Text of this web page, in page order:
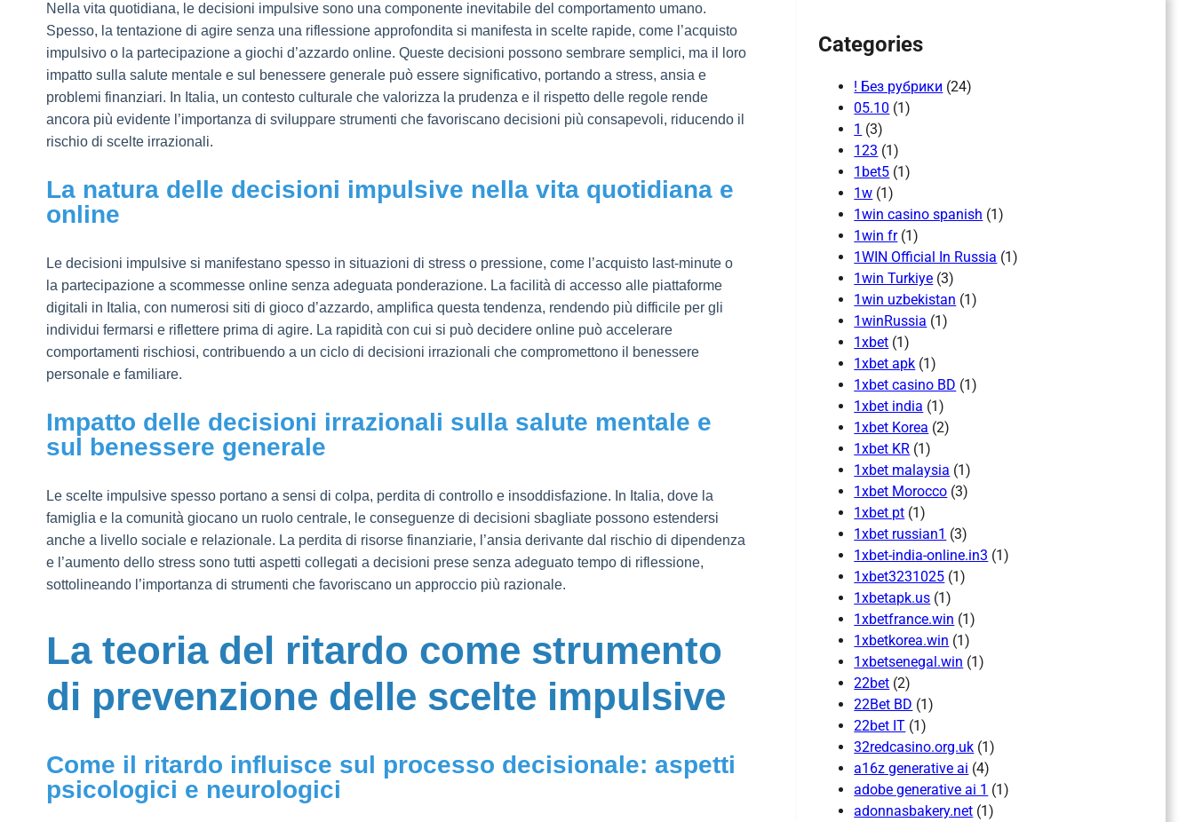
Nella vita quotidiana, le decisioni impulsive sono una componente inevitabile del comportamento umano.
Spesso, la tentazione di agire senza una riflessione approfondita si manifesta in scelte rapide, come l’acquisto
impulsivo o la partecipazione a giochi d’azzardo online. Queste decisioni possono sembrare semplici, ma il loro
impatto sulla salute mentale e sul benessere generale può essere significativo, portando a stress, ansia e
problemi finanziari. In Italia, un contesto culturale che valorizza la prudenza e il rispetto delle regole rende
ancora più evidente l’importanza di sviluppare strumenti che favoriscano decisioni più consapevoli, riducendo il
rischio di scelte irrazionali.
La natura delle decisioni impulsive nella vita quotidiana e
online
Le decisioni impulsive si manifestano spesso in situazioni di stress o pressione, come l’acquisto last-minute o
la partecipazione a scommesse online senza adeguata ponderazione. La facilità di accesso alle piattaforme
digitali in Italia, con numerosi siti di gioco d’azzardo, amplifica questa tendenza, rendendo più difficile per gli
individui fermarsi e riflettere prima di agire. La rapidità con cui si può decidere online può accelerare
comportamenti rischiosi, contribuendo a un ciclo di decisioni irrazionali che compromettono il benessere
personale e familiare.
Impatto delle decisioni irrazionali sulla salute mentale e
sul benessere generale
Le scelte impulsive spesso portano a sensi di colpa, perdita di controllo e insoddisfazione. In Italia, dove la
famiglia e la comunità giocano un ruolo centrale, le conseguenze di decisioni sbagliate possono estendersi
anche a livello sociale e relazionale. La perdita di risorse finanziarie, l’ansia derivante dal rischio di dipendenza
e l’aumento dello stress sono tutti aspetti collegati a decisioni prese senza adeguato tempo di riflessione,
sottolineando l’importanza di strumenti che favoriscano un approccio più razionale.
La teoria del ritardo come strumento
di prevenzione delle scelte impulsive
Come il ritardo influisce sul processo decisionale: aspetti
psicologici e neurologici
Categories
! Без рубрики (24)
05.10 (1)
1 (3)
123 (1)
1bet5 (1)
1w (1)
1win casino spanish (1)
1win fr(1)
1WIN Official In Russia (1)
1win Turkiye (3)
1win uzbekistan (1)
1winRussia (1)
1xbet (1)
1xbet apk (1)
1xbet casino BD (1)
1xbet india (1)
1xbet Korea (2)
1xbet KR (1)
1xbet malaysia (1)
1xbet Morocco (3)
1xbet pt (1)
1xbet russian1 (3)
1xbet-india-online.in3 (1)
1xbet3231025 (1)
1xbetapk.us (1)
1xbetfrance.win (1)
1xbetkorea.win (1)
1xbetsenegal.win (1)
22bet (2)
22Bet BD (1)
22bet IT (1)
32redcasino.org.uk (1)
a16z generative ai (4)
adobe generative ai 1 (1)
adonnasbakery.net (1)